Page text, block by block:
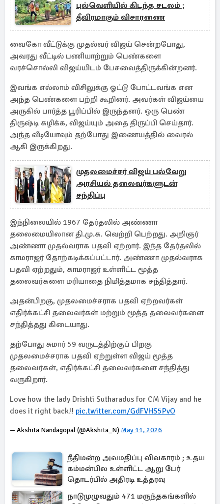
புல்வெளியில் கிடந்த சடலம் ;
தீவிரமாகும் விசாரணை
வைகோ வீட்டுக்கு முதல்வர் விஜய் சென்றபோது,
அவரது வீட்டில் பணியாற்றும் பெண்களை
வரச்சொல்லி விஜய்யிடம் பேசவைத்திருக்கின்றனர்.
இவங்க எல்லாம் விசிலுக்கு ஓட்டு போட்டவங்க என
அந்த பெண்களை பற்றி கூறினர். அவர்கள் விஜய்யை
அருகில் பார்த்த பூரிப்பில் இருந்தனர். ஒரு பெண்
திருஷ்டி கழிக்க, விஜய்யும் அதை திருப்பி செய்தார்.
அந்த வீடியோவும் தற்போது இணையத்தில் வைரல்
ஆகி இருக்கிறது.
முதலமைச்சர் விஜய் பல்வேறு
அரசியல் தலைவர்களுடன்
சந்திப்பு
இந்நிலையில் 1967 தேர்தலில் அண்ணா
தலைமையிலான தி.மு.க. வெற்றி பெற்றது. அறிஞர்
அண்ணா முதல்வராக பதவி ஏற்றார். இந்த தேர்தலில்
காமராஜர் தோற்கடிக்கப்பட்டார். அண்ணா முதல்வராக
பதவி ஏற்றதும், காமராஜர் உள்ளிட்ட மூத்த
தலைவர்களை மரியாதை நிமித்தமாக சந்தித்தார்.
அதன்பிறகு, முதலமைச்சராக பதவி ஏற்றவர்கள்
எதிர்க்கட்சி தலைவர்கள் மற்றும் மூத்த தலைவர்களை
சந்தித்தது கிடையாது.
தற்போது சுமார் 59 வருடத்திற்குப் பிறகு
முதலமைச்சராக பதவி ஏற்றுள்ள விஜய் மூத்த
தலைவர்கள், எதிர்க்கட்சி தலைவர்களை சந்தித்து
வருகிறார்.
Love how the lady Drishti Sutharadus for CM Vijay and he
does it right back!! pic.twitter.com/GdFVHS5PvO
— Akshita Nandagopal (@Akshita_N) May 11, 2026
நீதிமன்ற அவமதிப்பு விவகாரம் ; உதய
கம்மன்பில உள்ளிட்ட ஆறு பேர்
தொடர்பில் அதிரடி உத்தரவு
நாடுமுழுவதும் 471 மருந்தகங்களில்